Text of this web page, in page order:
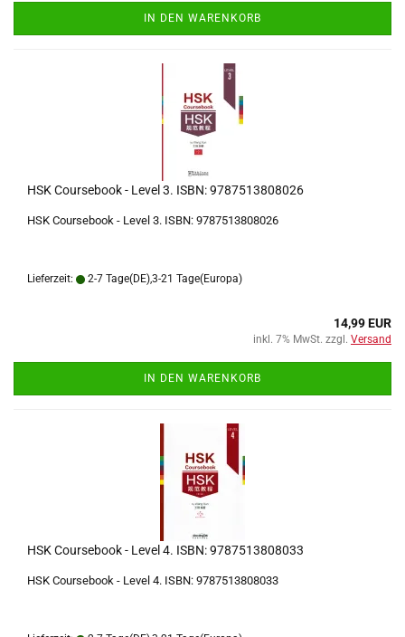
IN DEN WARENKORB
HSK Coursebook - Level 3. ISBN: 9787513808026
HSK Coursebook - Level 3. ISBN: 9787513808026
Lieferzeit: 2-7 Tage(DE),3-21 Tage(Europa)
14,99 EUR
inkl. 7% MwSt. zzgl. Versand
IN DEN WARENKORB
HSK Coursebook - Level 4. ISBN: 9787513808033
HSK Coursebook - Level 4. ISBN: 9787513808033